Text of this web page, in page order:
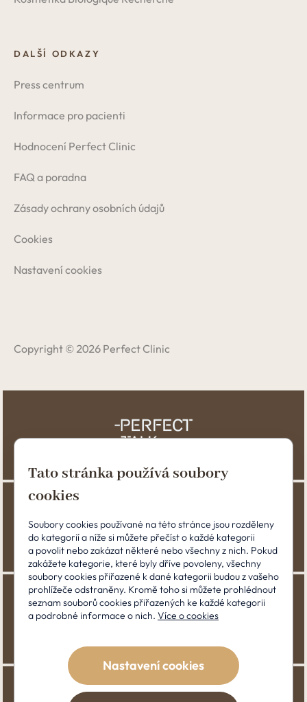
DALŠÍ ODKAZY
Press centrum
Informace pro pacienti
Hodnocení Perfect Clinic
FAQ a poradna
Zásady ochrany osobních údajů
Cookies
Nastavení cookies
Copyright © 2026 Perfect Clinic
Tato stránka používá soubory
cookies
Soubory cookies používané na této stránce jsou rozděleny
do kategorií a níže si můžete přečíst o každé kategorii
a povolit nebo zakázat některé nebo všechny z nich. Pokud
zakážete kategorie, které byly dříve povoleny, všechny
soubory cookies přiřazené k dané kategorii budou z vašeho
prohlížeče odstraněny. Kromě toho si můžete prohlédnout
seznam souborů cookies přiřazených ke každé kategorii
a podrobné informace o nich. Více o cookies
Nastavení cookies